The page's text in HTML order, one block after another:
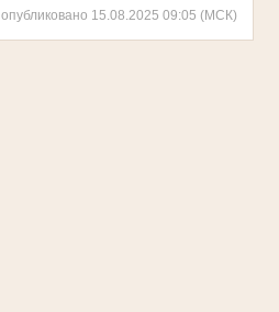
опубликовано 15.08.2025 09:05 (МСК)